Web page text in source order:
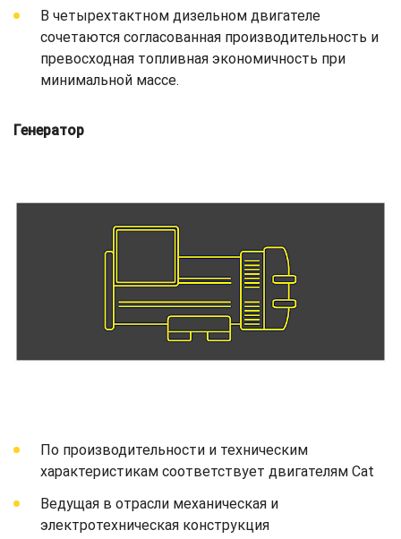
В четырехтактном дизельном двигателе
сочетаются согласованная производительность и
превосходная топливная экономичность при
минимальной массе.
Генератор
По производительности и техническим
характеристикам соответствует двигателям Cat
Ведущая в отрасли механическая и
электротехническая конструкция